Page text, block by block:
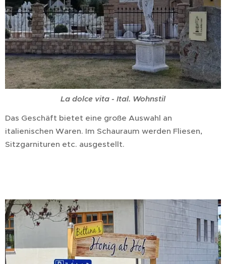
La dolce vita - Ital. Wohnstil
Das Geschäft bietet eine große Auswahl an
italienischen Waren. Im Schauraum werden Fliesen,
Sitzgarnituren etc. ausgestellt.